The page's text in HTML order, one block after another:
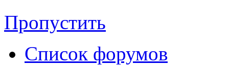
Пропустить
Список форумов